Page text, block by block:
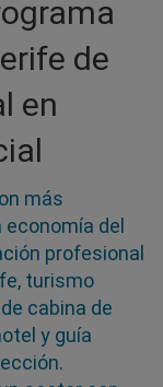
de
en
más
del
profesional
turismo
cabina de
y guía